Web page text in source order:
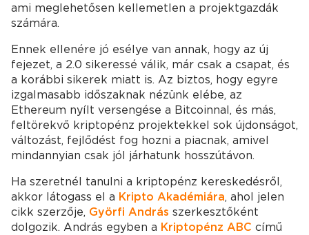
ami meglehetősen kellemetlen a projektgazdák
számára.
Ennek ellenére jó esélye van annak, hogy az új
fejezet, a 2.0 sikeressé válik, már csak a csapat, és
a korábbi sikerek miatt is. Az biztos, hogy egyre
izgalmasabb időszaknak nézünk elébe, az
Ethereum nyílt versengése a Bitcoinnal, és más,
feltörekvő kriptopénz projektekkel sok újdonságot,
változást, fejlődést fog hozni a piacnak, amivel
mindannyian csak jól járhatunk hosszútávon.
Ha szeretnél tanulni a kriptopénz kereskedésről,
akkor látogass el a Kripto Akadémiára, ahol jelen
cikk szerzője, Györfi András szerkesztőként
dolgozik. András egyben a Kriptopénz ABC című